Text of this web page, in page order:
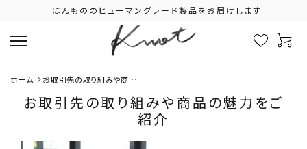
ほんもののヒューマングレード製品をお届けします
ホーム
お取引先の取り組みや商品
お取引先の取り組みや商品の魅力をご
紹介